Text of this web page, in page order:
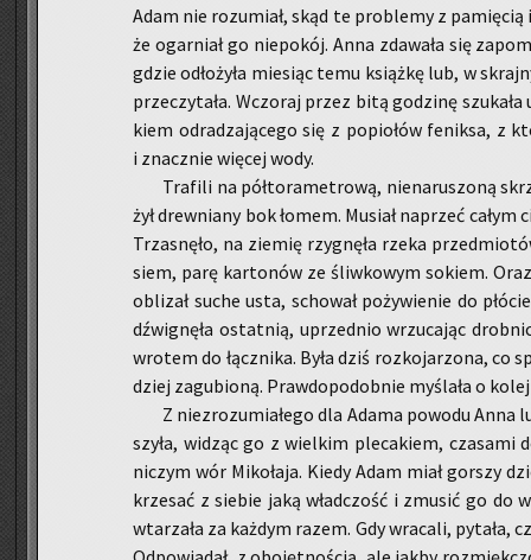
Adam nie ro­zu­miał, skąd te pro­ble­my z
że ogar­niał go nie­po­kój. Anna zda­wa­ła się
gdzie odło­ży­ła mie­siąc temu książ­kę lub, w
prze­czy­ta­ła. Wczo­raj przez bitą go­dzi­nę
kiem od­ra­dza­ją­ce­go się z po­pio­łów fe­nik­sa, z
i znacz­nie wię­cej wody.
Tra­fi­li na pół­to­ra­me­tro­wą, nie­na­ru­szo­ną
żył drew­nia­ny bok łomem. Mu­siał na­przeć całym
Trza­snę­ło, na zie­mię rzy­gnę­ła rzeka
siem, parę kar­to­nów ze śliw­ko­wym so­kiem.
ob­li­zał suche usta, scho­wał po­ży­wie­nie do
dźwi­gnę­ła ostat­nią, uprzed­nio wrzu­ca­jąc
wro­tem do łącz­ni­ka. Była dziś roz­ko­ja­rzo­na, co
dziej za­gu­bio­ną. Praw­do­po­dob­nie my­śla­ła o
Z nie­zro­zu­mia­łe­go dla Adama po­wo­du Anna
szy­ła, wi­dząc go z wiel­kim ple­ca­kiem,
ni­czym wór Mi­ko­ła­ja. Kiedy Adam miał gor­szy
krze­sać z sie­bie jaką wład­czość i zmu­sić go
wta­rza­ła za każ­dym razem. Gdy wra­ca­li, py­ta­ła,